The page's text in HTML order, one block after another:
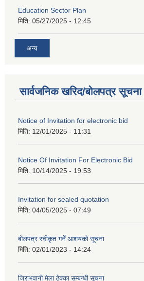
Education Sector Plan
मिति: 05/27/2025 - 12:45
अन्य
सार्वजनिक खरिद/बोलपत्र सूचना
Notice of Invitation for electronic bid
मिति: 12/01/2025 - 11:31
Notice Of Invitation For Electronic Bid
मिति: 10/14/2025 - 19:53
Invitation for sealed quotation
मिति: 04/05/2025 - 07:49
बोलपत्र स्वीकृत गर्ने आशयको सूचना
मिति: 02/01/2023 - 14:24
जिराभवानी मेला ठेक्का सम्बन्धी सूचना